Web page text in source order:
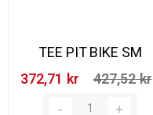
TEE PIT BIKE SM
372,71 kr‎
427,52 kr‎